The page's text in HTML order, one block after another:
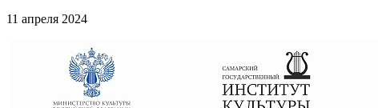
11 апреля 2024